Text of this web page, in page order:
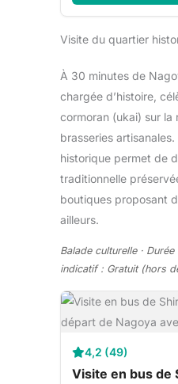
Visite du quartier
À 30 minutes de
chargée d’histoire,
cormoran (ukai) sur la
brasseries
historique permet de
traditionnelle
boutiques proposant
ailleurs.
Balade culturelle ·
indicatif : Gratuit (hors
4,2 (49)
Visite en bus de